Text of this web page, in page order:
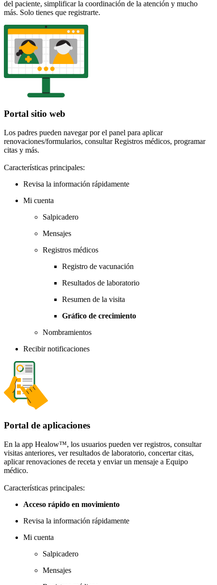
del paciente, simplificar la coordinación de la atención y mucho
más. Solo tienes que registrarte.
Portal sitio web
Los padres pueden navegar por el panel para aplicar
renovaciones/formularios, consultar Registros médicos, programar
citas y más.
Características principales:
Revisa la información rápidamente
Mi cuenta
Salpicadero
Mensajes
Registros médicos
Registro de vacunación
Resultados de laboratorio
Resumen de la visita
Gráfico de crecimiento
Nombramientos
Recibir notificaciones
Portal de aplicaciones
En la app Healow™, los usuarios pueden ver registros, consultar
visitas anteriores, ver resultados de laboratorio, concertar citas,
aplicar renovaciones de receta y enviar un mensaje a Equipo
médico.
Características principales:
Acceso rápido en movimiento
Revisa la información rápidamente
Mi cuenta
Salpicadero
Mensajes